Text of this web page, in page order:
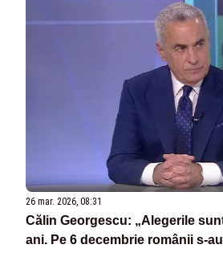
26 mar. 2026, 08:31
Călin Georgescu: „Alegerile
ani. Pe 6 decembrie românii s-